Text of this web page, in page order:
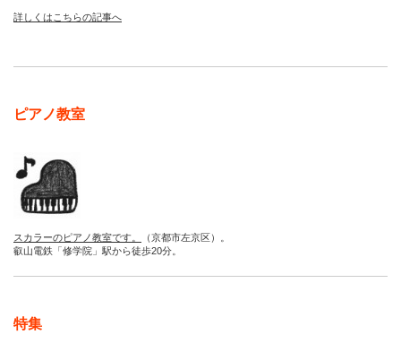
詳しくはこちらの記事へ
ピアノ教室
スカラーのピアノ教室です。
（京都市左京区）。
叡山電鉄「修学院」駅から徒歩20分。
特集